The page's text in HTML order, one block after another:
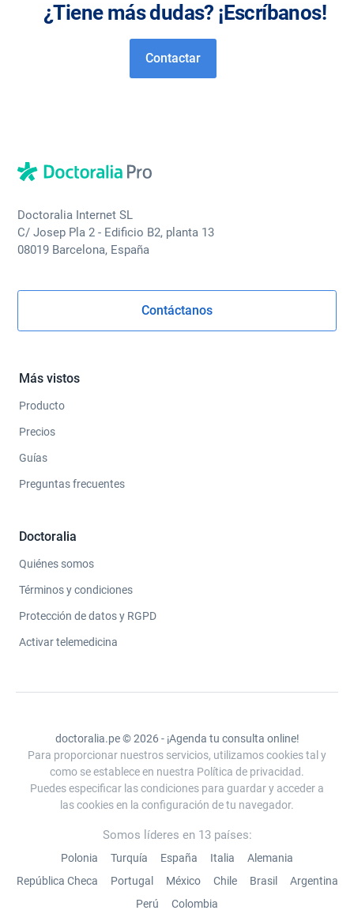
¿Tiene más dudas? ¡Escríbanos!
Contactar
Doctoralia Internet SL
C/ Josep Pla 2 - Edificio B2, planta 13
08019 Barcelona, España
Contáctanos
Más vistos
Producto
Precios
Guías
Preguntas frecuentes
Doctoralia
Quiénes somos
Términos y condiciones
Protección de datos y RGPD
Activar telemedicina
doctoralia.pe © 2026 - ¡Agenda tu consulta online!
Para proporcionar nuestros servicios, utilizamos cookies tal y
como se establece en nuestra Política de privacidad.
Puedes especificar las condiciones para guardar y acceder a
las cookies en la configuración de tu navegador.
Somos líderes en 13 países:
Polonia Turquía España Italia
Alemania
República Checa
Portugal México Chile Brasil
Argentina
Perú
Colombia